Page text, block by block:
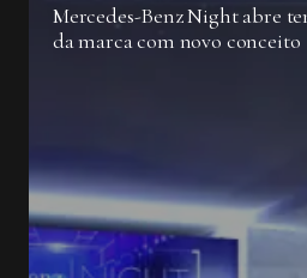
Mercedes-Benz Night abre
da marca com novo conceito